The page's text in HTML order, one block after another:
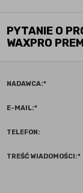
PYTANIE O
WAXPRO
NADAWCA:*
E-MAIL:*
TELEFON:
TREŚĆ WIADOMOŚCI:*